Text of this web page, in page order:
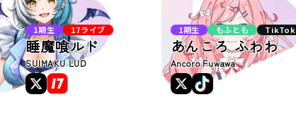
1期生 17ライブ
睡魔喰ルド
SUIMAKU LUD
1期生 もふとも TikTok
あんころ ふわわ
Ancoro Fuwawa